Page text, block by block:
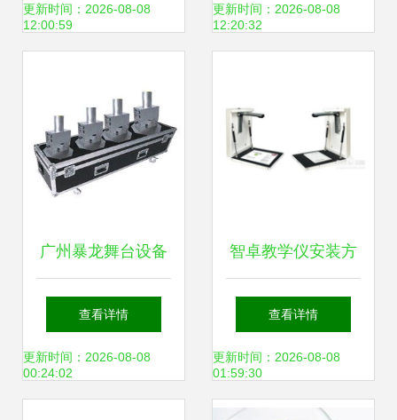
动探索
更新时间：2026-08-08
12:00:59
数码液晶显微镜受
更新时间：2026-08-08
12:20:32
广州暴龙舞台设备
有限公司 专业喷火
机设备选购指南
查看详情
更新时间：2026-08-08
00:24:02
智卓教学仪安装方
法详解
查看详情
更新时间：2026-08-08
01:59:30